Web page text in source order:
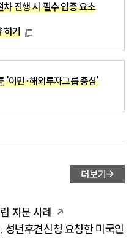
진행 시 필수 입증 요소
하기
'이민·해외투자그룹 중심'
더보기
자문 사례
성년후견신청 요청한 미국인